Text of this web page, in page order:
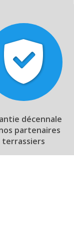
décennale
partenaires
terrassiers